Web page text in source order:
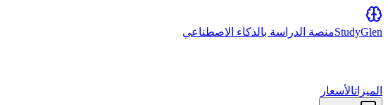
StudyGlen منصة الدراسة بالذكاء الاصطناعي
الميزاتالأسعار